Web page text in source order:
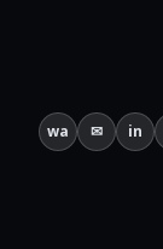
in
✉
wa